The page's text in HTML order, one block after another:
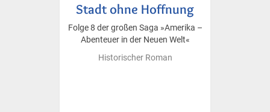
Stadt ohne Hoffnung
Folge 8 der großen Saga »Amerika –
Abenteuer in der Neuen Welt«
Historischer Roman